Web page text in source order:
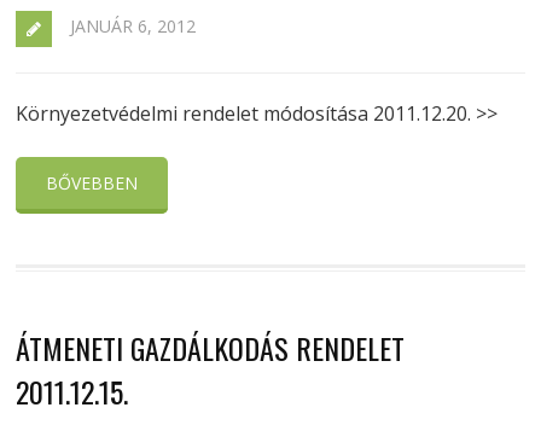
JANUÁR 6, 2012
Környezetvédelmi rendelet módosítása 2011.12.20. >>
BŐVEBBEN
ÁTMENETI GAZDÁLKODÁS RENDELET
2011.12.15.